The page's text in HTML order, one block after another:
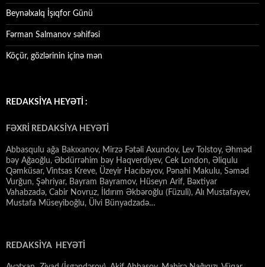
Beynəlxalq İşıqfor Günü
Fərman Salmanov səhifəsi
Köçür, gözlərinin içinə mən
REDAKSİYA HEYƏTİ :
FƏXRİ REDAKSİYA HEYƏTİ
Abbasqulu ağa Bakıxanov, Mirzə Fətəli Axundov, Lev Tolstoy, Əhməd
bəy Ağaoğlu, Əbdürrəhim bəy Haqverdiyev, Cek London, Əliqulu
Qəmküsar, Vintsas Kreve, Üzeyir Hacıbəyov, Pənahi Makulu, Səməd
Vurğun, Şəhriyar, Bayram Bayramov, Hüseyn Arif, Bəxtiyar
Vahabzadə, Cabir Novruz, İldırım Əkbəroğlu (Füzuli), Alı Mustafayev,
Mustafa Müseyiboğlu, Ülvi Bünyadzadə…
REDAKSİYA HEYƏTİ